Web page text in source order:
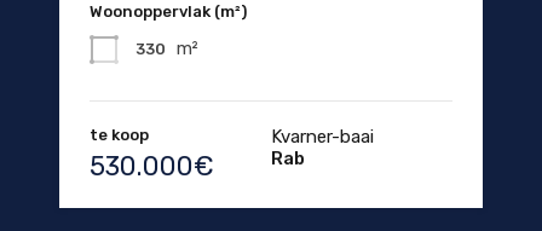
Woonoppervlak (m²)
330 m²
te koop
530.000€
Kvarner-baai
Rab